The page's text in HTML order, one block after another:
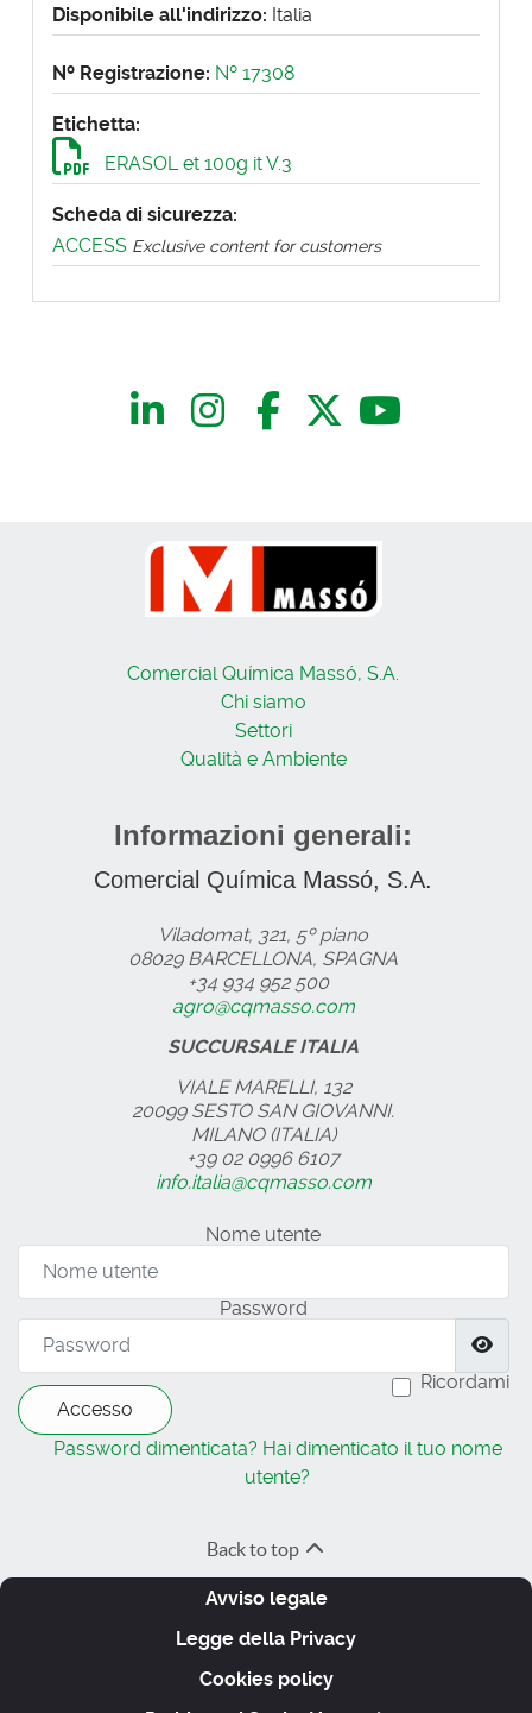
Disponibile all'indirizzo: Italia
Nº Registrazione: Nº 17308
Etichetta:
ERASOL et 100g it V.3
Scheda di sicurezza:
ACCESS Exclusive content for customers
Comercial Química Massó, S.A.
Chi siamo
Settori
Qualità e Ambiente
Informazioni generali:
Comercial Química Massó, S.A.
Viladomat, 321, 5º piano
08029 BARCELLONA, SPAGNA
+34 934 952 500
agro@cqmasso.com
SUCCURSALE ITALIA
VIALE MARELLI, 132
20099 SESTO SAN GIOVANNI.
MILANO (ITALIA)
+39 02 0996 6107
info.italia@cqmasso.com
Nome utente
Password
Ricordami
Accesso
Password dimenticata? Hai dimenticato il tuo nome
utente?
Back to top
Avviso legale
Legge della Privacy
Cookies policy